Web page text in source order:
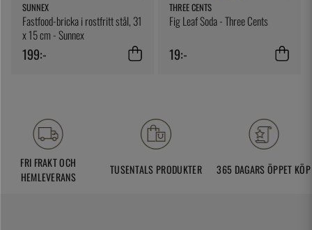
SUNNEX
Fastfood-bricka i rostfritt stål, 31
x 15 cm - Sunnex
199:-
THREE CENTS
Fig Leaf Soda - Three Cents
19:-
FRI FRAKT OCH
HEMLEVERANS
TUSENTALS PRODUKTER 365 DAGARS ÖPPET KÖP